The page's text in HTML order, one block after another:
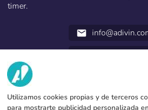
timer.
email
VI HAR?
Fabrik
TJENESTER
Utilizamos cookies propias y de terceros
para mostrarte publicidad personalizada